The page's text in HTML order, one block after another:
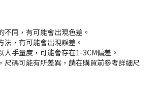
不同，有可能會出現色差。
法，有可能會出現誤差。
人手量度，可能會存在1-3CM偏差。
尺碼可能有所差異，請在購買前參考詳細尺